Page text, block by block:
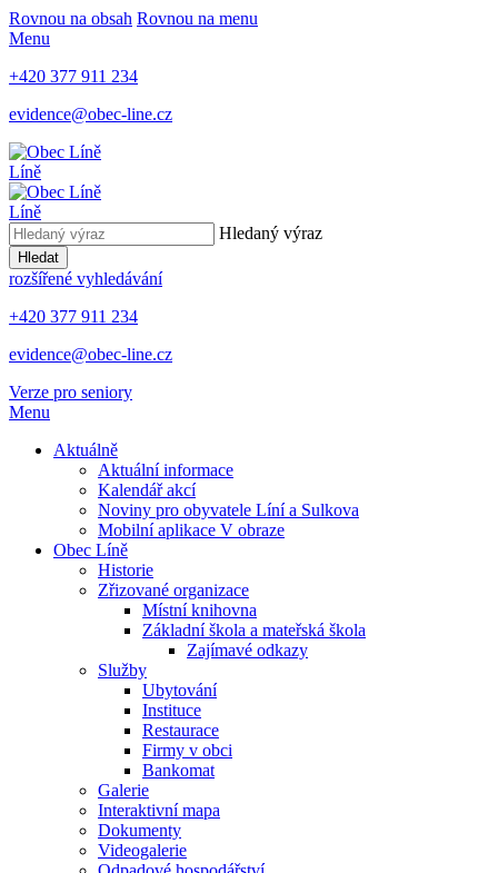
Rovnou na obsah Rovnou na menu
Menu
+420 377 911 234
evidence@obec-line.cz
Líně
Líně
Hledaný výraz
Hledat
rozšířené vyhledávání
+420 377 911 234
evidence@obec-line.cz
Verze pro seniory
Menu
Aktuálně
Aktuální informace
Kalendář akcí
Noviny pro obyvatele Líní a Sulkova
Mobilní aplikace V obraze
Obec Líně
Historie
Zřizované organizace
Místní knihovna
Základní škola a mateřská škola
Zajímavé odkazy
Služby
Ubytování
Instituce
Restaurace
Firmy v obci
Bankomat
Galerie
Interaktivní mapa
Dokumenty
Videogalerie